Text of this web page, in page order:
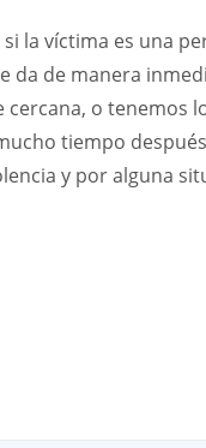
la víctima es una
da de manera
o tenemos
tiempo
y por alguna